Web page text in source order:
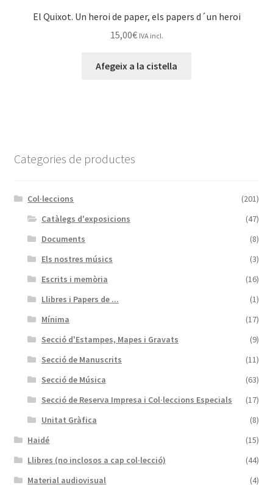
El Quixot. Un heroi de paper, els papers d´un heroi
15,00€ IVA incl.
Afegeix a la cistella
Categories de productes
Col·leccions
(201)
Catàlegs d'exposicions
(47)
Documents
(8)
Els nostres músics
(3)
Escrits i memòria
(16)
Llibres i Papers de ...
(1)
Mínima
(17)
Secció d'Estampes, Mapes i Gravats
(9)
Secció de Manuscrits
(11)
Secció de Música
(63)
Secció de Reserva Impresa i Col·leccions Especials
(17)
Unitat Gràfica
(8)
Haidé
(15)
Llibres (no inclosos a cap col·lecció)
(44)
Material audiovisual
(4)